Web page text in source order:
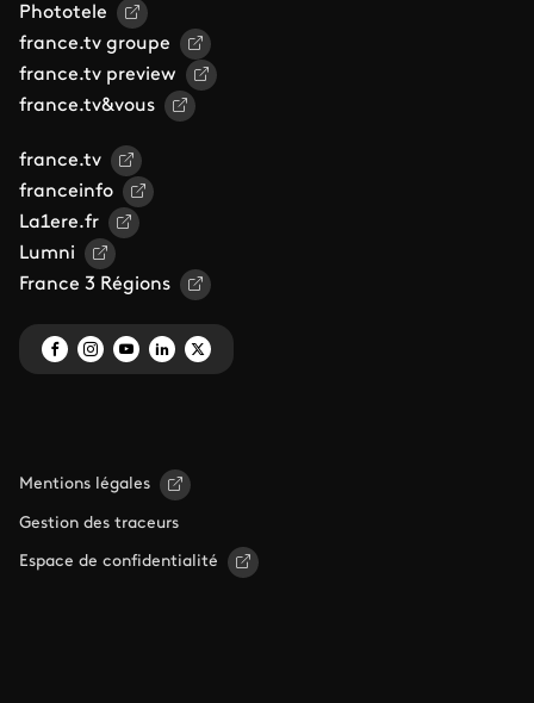
Phototele
france.tv groupe
france.tv preview
france.tv&vous
france.tv
franceinfo
La1ere.fr
Lumni
France 3 Régions
Mentions légales
Gestion des traceurs
Espace de confidentialité